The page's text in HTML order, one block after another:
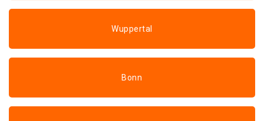
Wuppertal
Bonn